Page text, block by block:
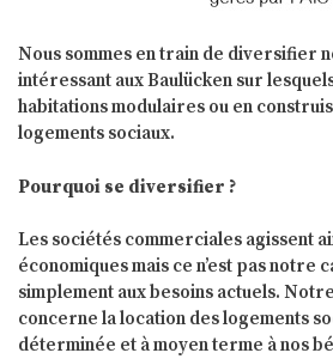
Nous sommes en train de diversifier
intéressant aux Baulücken sur
habitations modulaires ou en
logements sociaux.
Pourquoi se diversifier ?
Les sociétés commerciales agissent
économiques mais ce n’est pas notre
simplement aux besoins actuels.
concerne la location des logements
déterminée et à moyen terme à nos